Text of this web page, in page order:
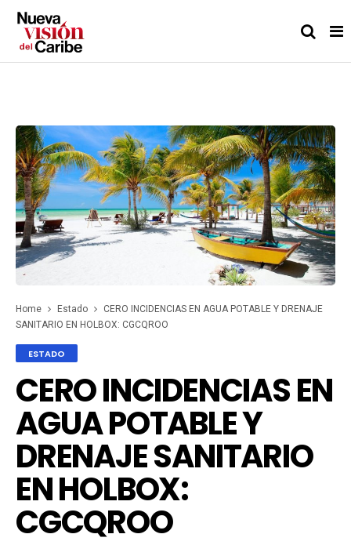
Home Estado
CERO INCIDENCIAS EN AGUA POTABLE Y DRENAJE
SANITARIO EN HOLBOX: CGCQROO
ESTADO
CERO INCIDENCIAS EN
AGUA POTABLE Y
DRENAJE SANITARIO
EN HOLBOX:
CGCQROO